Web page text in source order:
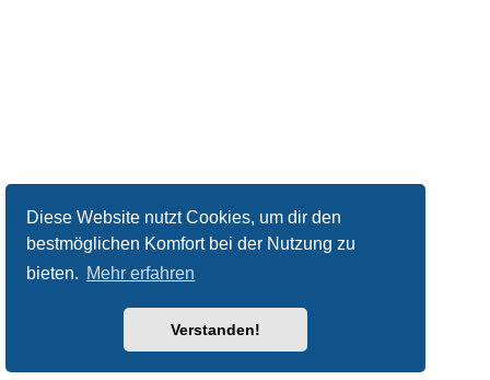
Diese Website nutzt Cookies, um dir den
bestmöglichen Komfort bei der Nutzung zu
bieten. Mehr erfahren
Verstanden!